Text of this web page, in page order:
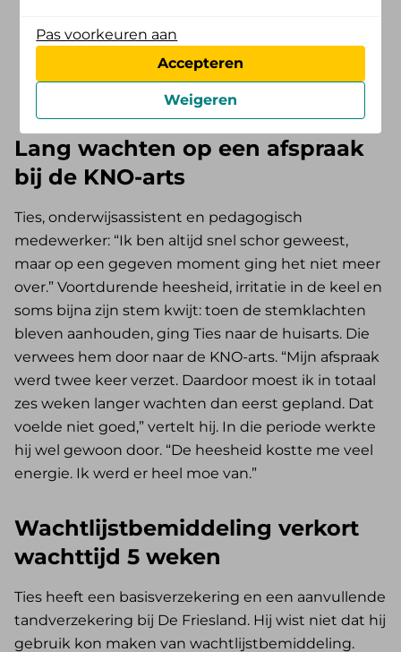
arts
Ties van Steen
Lang wachten op een afspraak
bij de KNO-arts
Ties, onderwijsassistent en pedagogisch
medewerker: “Ik ben altijd snel schor geweest,
maar op een gegeven moment ging het niet meer
over.” Voortdurende heesheid, irritatie in de keel en
soms bijna zijn stem kwijt: toen de stemklachten
bleven aanhouden, ging Ties naar de huisarts. Die
verwees hem door naar de KNO-arts. “Mijn afspraak
werd twee keer verzet. Daardoor moest ik in totaal
zes weken langer wachten dan eerst gepland. Dat
voelde niet goed,” vertelt hij. In die periode werkte
hij wel gewoon door. “De heesheid kostte me veel
energie. Ik werd er heel moe van.”
Wachtlijstbemiddeling verkort
wachttijd 5 weken
Ties heeft een basisverzekering en een aanvullende
tandverzekering bij De Friesland. Hij wist niet dat hij
gebruik kon maken van wachtlijstbemiddeling.
Pas voorkeuren aan
Accepteren
Weigeren